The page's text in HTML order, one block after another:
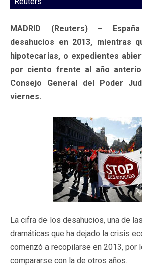
MADRID (Reuters) –
desahucios en 2013, mientras
hipotecarias, o expedientes
por ciento frente al año
Consejo General del Poder
viernes.
La cifra de los desahucios, una de
dramáticas que ha dejado la crisis
comenzó a recopilarse en 2013, por
compararse con la de otros años.